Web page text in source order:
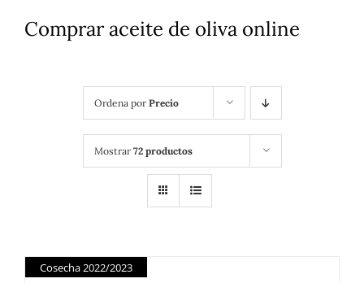
Comprar aceite de oliva online
Ordena por Precio
Mostrar 72 productos
Cosecha 2022/2023